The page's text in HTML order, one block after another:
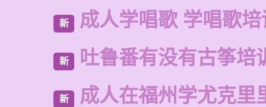
新 成人学唱歌 学唱歌
新 吐鲁番有没有古筝培
新 成人在福州学尤克里